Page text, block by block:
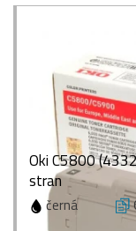
Oki C5800
stran
černá